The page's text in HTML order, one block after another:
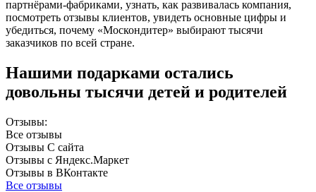
партнёрами-фабриками, узнать, как развивалась компания,
посмотреть отзывы клиентов, увидеть основные цифры и
убедиться, почему «Москондитер» выбирают тысячи
заказчиков по всей стране.
Нашими подарками остались
довольны тысячи детей и родителей
Отзывы:
Все отзывы
Отзывы С сайта
Отзывы с Яндекс.Маркет
Отзывы в ВКонтакте
Все отзывы